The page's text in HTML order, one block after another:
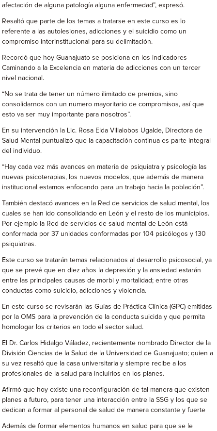
afectación de alguna patología alguna enfermedad”, expresó.
Resaltó que parte de los temas a tratarse en este curso es lo
referente a las autolesiones, adicciones y el suicidio como un
compromiso interinstitucional para su delimitación.
Recordó que hoy Guanajuato se posiciona en los indicadores
Caminando a la Excelencia en materia de adicciones con un tercer
nivel nacional.
“No se trata de tener un número ilimitado de premios, sino
consolidarnos con un numero mayoritario de compromisos, así que
esto va ser muy importante para nosotros”.
En su intervención la Lic. Rosa Elda Villalobos Ugalde, Directora de
Salud Mental puntualizó que la capacitación continua es parte integral
del individuo.
“Hay cada vez más avances en materia de psiquiatra y psicología las
nuevas psicoterapias, los nuevos modelos, que además de manera
institucional estamos enfocando para un trabajo hacia la población”.
También destacó avances en la Red de servicios de salud mental, los
cuales se han ido consolidando en León y el resto de los municipios.
Por ejemplo la Red de servicios de salud mental de León está
conformada por 37 unidades conformadas por 104 psicólogos y 130
psiquiatras.
Este curso se tratarán temas relacionados al desarrollo psicosocial, ya
que se prevé que en diez años la depresión y la ansiedad estarán
entre las principales causas de morbi y mortalidad; entre otras
conductas como suicidio, adicciones y violencia.
En este curso se revisarán las Guías de Práctica Clínica (GPC) emitidas
por la OMS para la prevención de la conducta suicida y que permita
homologar los criterios en todo el sector salud.
El Dr. Carlos Hidalgo Váladez, recientemente nombrado Director de la
División Ciencias de la Salud de la Universidad de Guanajuato; quien a
su vez resaltó que la casa universitaria y siempre recibe a los
profesionales de la salud para incluirlos en los planes.
Afirmó que hoy existe una reconfiguración de tal manera que existen
planes a futuro, para tener una interacción entre la SSG y los que se
dedican a formar al personal de salud de manera constante y fuerte
Además de formar elementos humanos en salud para que se le